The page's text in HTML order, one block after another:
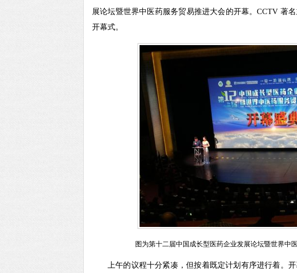
展论坛暨世界中医药服务贸易推进大会的开幕。CCTV 著
开幕式。
图为第十二届中国成长型医药企业发展论坛暨世界中
上午的议程十分紧凑，但按着既定计划有序进行着。